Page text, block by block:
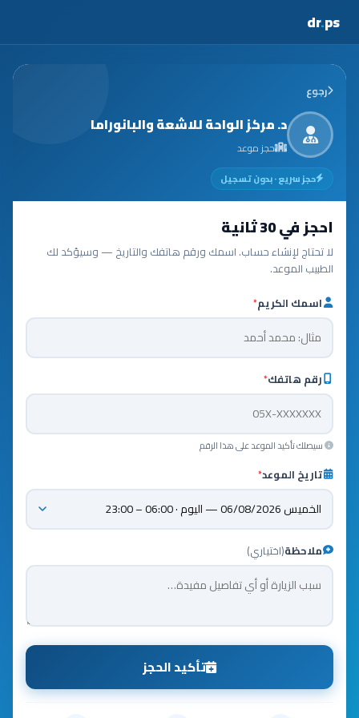
dr.ps
رجوع
د. مركز الواحة للاشعة والبانوراما
حجز موعد
حجز سريع · بدون تسجيل
احجز في 30 ثانية
لا تحتاج لإنشاء حساب. اسمك ورقم هاتفك والتاريخ — وسيؤكد لك
الطبيب الموعد.
اسمك الكريم*
رقم هاتفك*
سيصلك تأكيد الموعد على هذا الرقم
تاريخ الموعد*
ملاحظة(اختياري)
تأكيد الحجز